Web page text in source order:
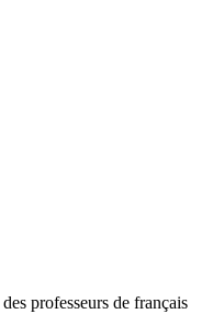
professeurs de français